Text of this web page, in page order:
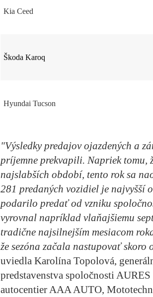
Kia Ceed
Škoda Karoq
Hyundai Tucson
"Výsledky predajov ojazdených a
príjemne prekvapili. Napriek tomu,
najslabších období, tento rok sa
281 predaných vozidiel je najvyšší
podarilo predať od vzniku
vyrovnal napríklad vlaňajšiemu
tradične najsilnejším mesiacom
že sezóna začala nastupovať skoro
uviedla Karolína Topolová,
predstavenstva spoločnosti
autocentier AAA AUTO,